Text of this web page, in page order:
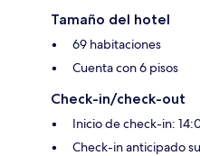
Tamaño del hotel
69 habitaciones
Cuenta con 6 pisos
Check-in/check-out
Inicio de check-in:
Check-in anticipado